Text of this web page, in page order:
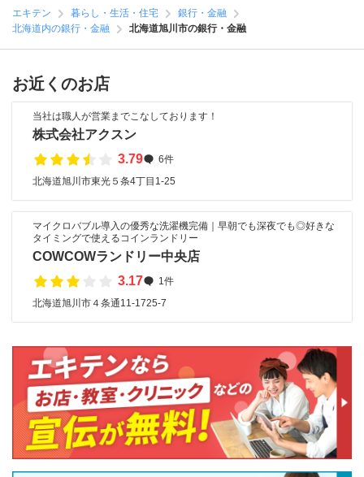
エキテン 暮らし・生活・住宅
銀行・金融
北海道内の銀行・金融
北海道旭川市の銀行・金融
お近くのお店
当社は職人が営業までこなしております！
株式会社アクスン
3.79
6件
北海道旭川市東光５条4丁目1-25
マイクロバブル導入の優秀な洗濯機完備｜早朝でも深夜でも◎好きな
タイミングで使えるコインランドリー
COWCOWランドリー中央店
3.17
1件
北海道旭川市４条通11-1725-7